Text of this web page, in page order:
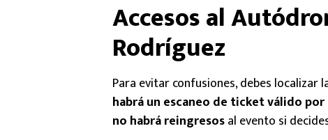
Accesos al
Rodríguez
Para evitar confusiones, debes
habrá un escaneo de ticket válido
no habrá reingresosal evento si